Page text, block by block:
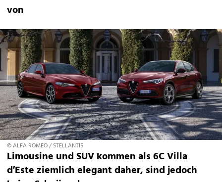
von
© ALFA ROMEO / STELLANTIS
Limousine und SUV kommen als 6C Villa
d’Este ziemlich elegant daher, sind jedoch